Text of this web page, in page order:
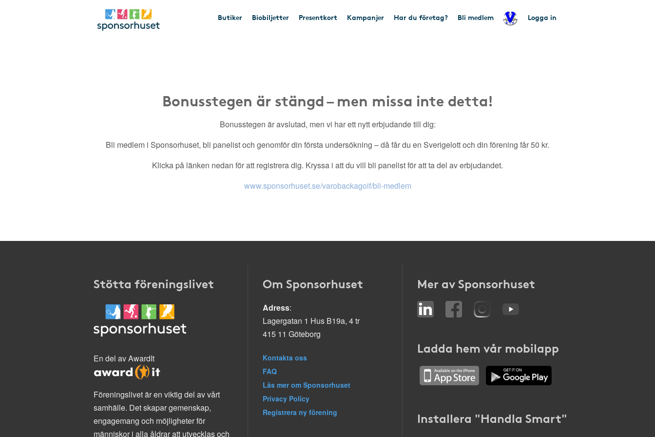
Butiker Biobiljetter Presentkort Kampanjer Har du företag? Bli medlem Logga in
Bonusstegen är stängd – men missa inte detta!
Bonusstegen är avslutad, men vi har ett nytt erbjudande till dig:
Bli medlem i Sponsorhuset, bli panelist och genomför din första undersökning – då får du en Sverigelott och din förening får 50 kr.
Klicka på länken nedan för att registrera dig. Kryssa i att du vill bli panelist för att ta del av erbjudandet.
www.sponsorhuset.se/varobackagoif/bli-medlem
Stötta föreningslivet
En del av AwardIt
Föreningslivet är en viktig del av vårt
samhälle. Det skapar gemenskap,
engagemang och möjligheter för
människor i alla åldrar att utvecklas och
Om Sponsorhuset
Adress:
Lagergatan 1 Hus B19a, 4 tr
415 11 Göteborg
Kontakta oss
FAQ
Läs mer om Sponsorhuset
Privacy Policy
Registrera ny förening
Mer av Sponsorhuset
Ladda hem vår mobilapp
Installera "Handla Smart"